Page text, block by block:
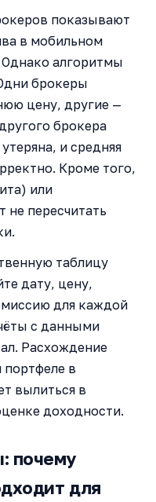
показывают
в мобильном
алгоритмы
брокеры
цену, другие —
брокера
и средняя
Кроме того,
или
пересчитать
таблицу
дату, цену,
для каждой
с данными
Расхождение
в
вылиться в
доходности.
почему
для